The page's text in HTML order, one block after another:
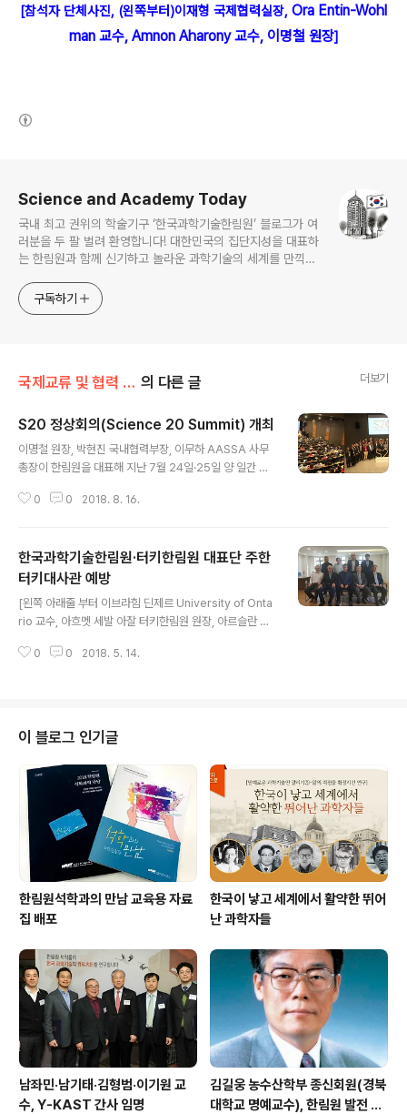
[참석자 단체사진, (왼쪽부터)이재형 국제협력실장, Ora Entin-Wohl
man 교수, Amnon Aharony 교수, 이명철 원장]
Science and Academy Today
국내 최고 권위의 학술기구 ‘한국과학기술한림원’ 블로그가 여
러분을 두 팔 벌려 환영합니다! 대한민국의 집단지성을 대표하
는 한림원과 함께 신기하고 놀라운 과학기술의 세계를 만끽하
구독하기
국제교류 및 협력 증진/국제기구 협력 및 교류 의 다른 글 더보기
S20 정상회의(Science 20 Summit) 개최
이명철 원장, 박현진 국내협력부장, 이무하 AASSA 사무
총장이 한림원을 대표해 지난 7월 24일·25일 양 일간 아
Summit)에 참석했다. S20 정상회의는 G20 정상회의 사
날 행사에서는 '토양의 지속가능한 관리를 주제'로 식량 영
양 안보와 식량 확보를 위한 필수 자원인 토양 자원 관리 실
태와 문제 해결 방안에 대한 논의가 진행됐다. 세계 식량 안
보를 보장하기 위한 필수적인 자원인 토양, 물, 에너지 중
토양 자원의 중요성을 강조하면서, 토양 자원 보호에 대해
인간의 토양 자원 위협에 대한 문제 인식 필요성, 다방면에
0 0 2018. 8. 16.
한국과학기술한림원·터키한림원 대표단 주한
터키대사관 예방
[왼쪽 아래줄 부터 이브라힘 딘제르 University of Onta
rio 교수, 아흐멧 세발 아잘 터키한림원 원장, 아르슬란 하
장, 아드난 마딜리 Recep Tayyip Erdogan Universit
원 대표단이 주한터키대사관을 예방하고 양국 협력 방안에
대한 회의를 진행했다. 이명철 원장과 윤순창 대외협력부
원장이 우리 한림원 대표로 참석 하였으며, 터키한림원에
서는 아흐멧 세발 아잘 터키한림원 원장과 아흐멧 누리 욜
두세브 터키한림원 부원장을 비롯해 터키한림원(TU..
0 0 2018. 5. 14.
이 블로그 인기글
한림원석학과의 만남 교육용 자료
집 배포
한국이 낳고 세계에서 활약한 뛰어
난 과학자들
남좌민·남기태·김형범·이기원 교
수, Y-KAST 간사 임명
김길웅 농수산학부 종신회원(경북
대학교 명예교수), 한림원 발전 위